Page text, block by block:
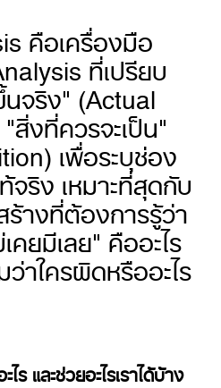
คือเครื่องมือ
ที่เปรียบ
จริง" (Actual
งที่ควรจะเป็น"
เพื่อระบุช่อง
จริง เหมาะที่สุดกับ
างที่ต้องการรู้ว่า
คยมีเลย" คืออะไร
าใครผิดหรืออะไร
และช่วยอะไรเราได้บ้าง